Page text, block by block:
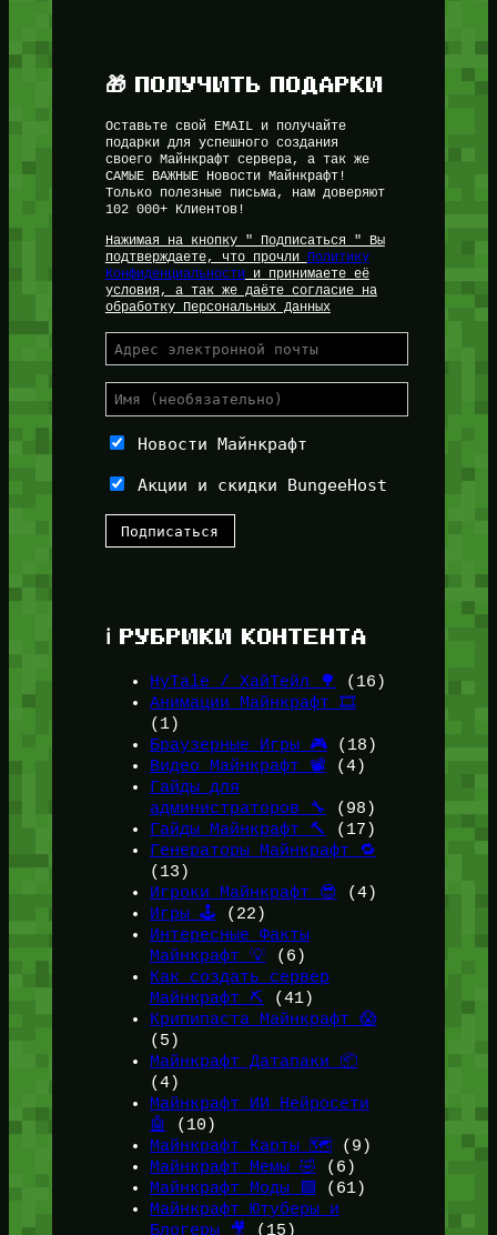
🎁 ПОЛУЧИТЬ ПОДАРКИ
Оставьте свой EMAIL и получайте
подарки для успешного создания
своего Майнкрафт сервера, а так же
САМЫЕ ВАЖНЫЕ Новости Майнкрафт!
Только полезные письма, нам доверяют
102 000+ Клиентов!
Нажимая на кнопку " Подписаться " Вы
подтверждаете, что прочли
Политику
Конфиденциальностии принимаете её
условия, а так же даёте согласие на
обработку Персональных Данных
Новости Майнкрафт
Акции и скидки BungeeHost
ℹ️ РУБРИКИ КОНТЕНТА
HyTale / ХайТейл 🌳
(16)
Анимации Майнкрафт 🎞️
(1)
Браузерные Игры 🎮(18)
Видео Майнкрафт 📽️ (4)
Гайды для
администраторов 🔧
(98)
Гайды Майнкрафт 🔨
(17)
Генераторы Майнкрафт 🔁
(13)
Игроки Майнкрафт 😎 (4)
Игры 🕹️ (22)
Интересные Факты
Майнкрафт 💡(6)
Как создать сервер
Майнкрафт ⛏️ (41)
Крипипаста Майнкрафт 😱
(5)
Майнкрафт Датапаки 📦
(4)
Майнкрафт ИИ Нейросети
🤖
(10)
Майнкрафт Карты 🗺️ (9)
Майнкрафт Мемы 🤣 (6)
Майнкрафт Моды 🟩
(61)
Майнкрафт Ютуберы и
Блогеры 🎥
(15)